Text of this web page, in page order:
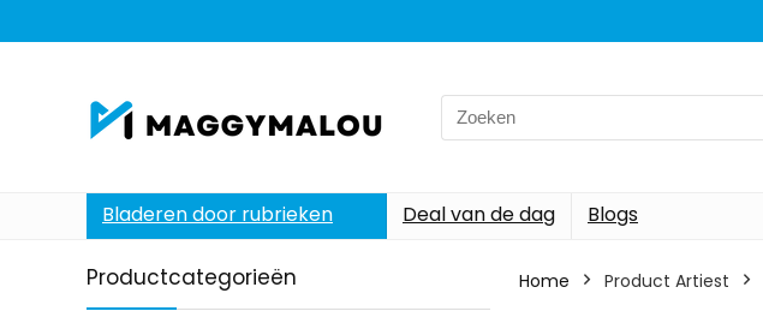
Search
for:
Bladeren door rubrieken Deal van de dag Blogs
Productcategorieën Home Product Artiest